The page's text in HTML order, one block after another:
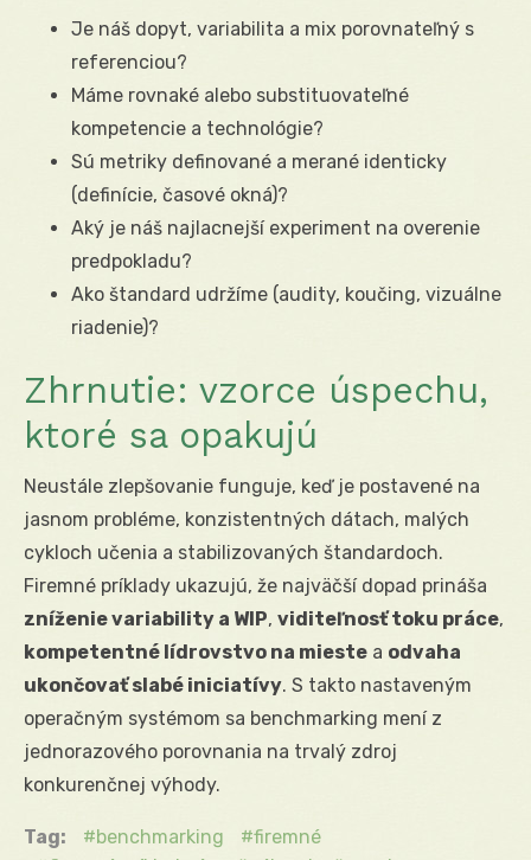
Je náš dopyt, variabilita a mix porovnateľný s
referenciou?
Máme rovnaké alebo substituovateľné
kompetencie a technológie?
Sú metriky definované a merané identicky
(definície, časové okná)?
Aký je náš najlacnejší experiment na overenie
predpokladu?
Ako štandard udržíme (audity, koučing, vizuálne
riadenie)?
Zhrnutie: vzorce úspechu,
ktoré sa opakujú
Neustále zlepšovanie funguje, keď je postavené na
jasnom probléme, konzistentných dátach, malých
cykloch učenia a stabilizovaných štandardoch.
Firemné príklady ukazujú, že najväčší dopad prináša
zníženie variability a WIP, viditeľnosť toku práce,
kompetentné lídrovstvo na mieste a odvaha
ukončovať slabé iniciatívy. S takto nastaveným
operačným systémom sa benchmarking mení z
jednorazového porovnania na trvalý zdroj
konkurenčnej výhody.
Tag: benchmarking
firemné